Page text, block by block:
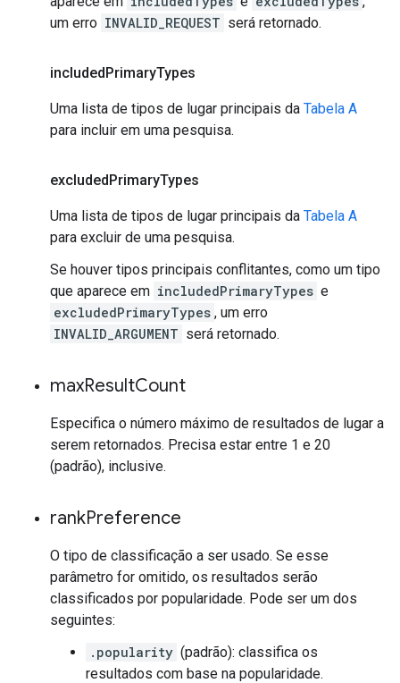
um erro INVALID_REQUEST será retornado.
includedPrimaryTypes
Uma lista de tipos de lugar principais da Tabela A
para incluir em uma pesquisa.
excludedPrimaryTypes
Uma lista de tipos de lugar principais da Tabela A
para excluir de uma pesquisa.
Se houver tipos principais conflitantes, como um tipo
que aparece em includedPrimaryTypes e
excludedPrimaryTypes , um erro
INVALID_ARGUMENT será retornado.
maxResultCount
Especifica o número máximo de resultados de lugar a
serem retornados. Precisa estar entre 1 e 20
(padrão), inclusive.
rankPreference
O tipo de classificação a ser usado. Se esse
parâmetro for omitido, os resultados serão
classificados por popularidade. Pode ser um dos
seguintes:
.popularity (padrão): classifica os
resultados com base na popularidade.